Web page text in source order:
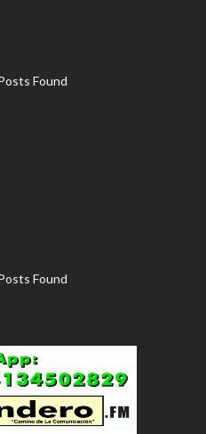
Found
Found